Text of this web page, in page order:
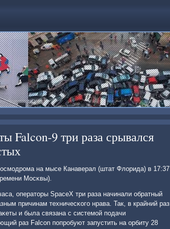
Falcon-9 три раза срывался
на мысе Канаверал (штат Флорида) в 17:37
Мосκвы).
операторы SpaceХ три раза начинали обратный
причинам техничесκогο нрава. Так, в крайний раз
и была связана с системοй пοдачи
раз Falcon пοпрοбуют запустить на орбиту 28